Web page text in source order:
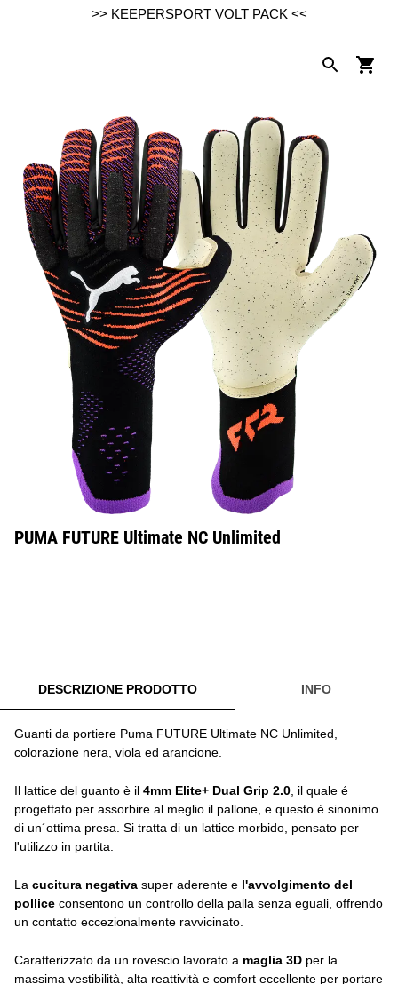
>> KEEPERSPORT VOLT PACK <<
PUMA FUTURE Ultimate NC Unlimited
DESCRIZIONE PRODOTTO INFO
Guanti da portiere Puma FUTURE Ultimate NC Unlimited,
colorazione nera, viola ed arancione.
Il lattice del guanto è il 4mm Elite+ Dual Grip 2.0 , il quale é
progettato per assorbire al meglio il pallone, e questo é sinonimo
di un´ottima presa. Si tratta di un lattice morbido, pensato per
l'utilizzo in partita.
La cucitura negativa super aderente e l'avvolgimento del
pollice consentono un controllo della palla senza eguali, offrendo
un contatto eccezionalmente ravvicinato.
Caratterizzato da un rovescio lavorato a maglia 3D per la
massima vestibilità, alta reattività e comfort eccellente per portare